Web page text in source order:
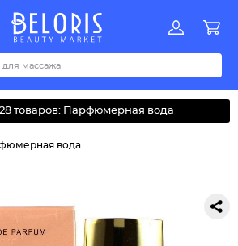
Акции
NOPQRSTUVWYZАБВДЗИМОКЛНПРСТУФ
товаров: Парфюмерная вода
вода